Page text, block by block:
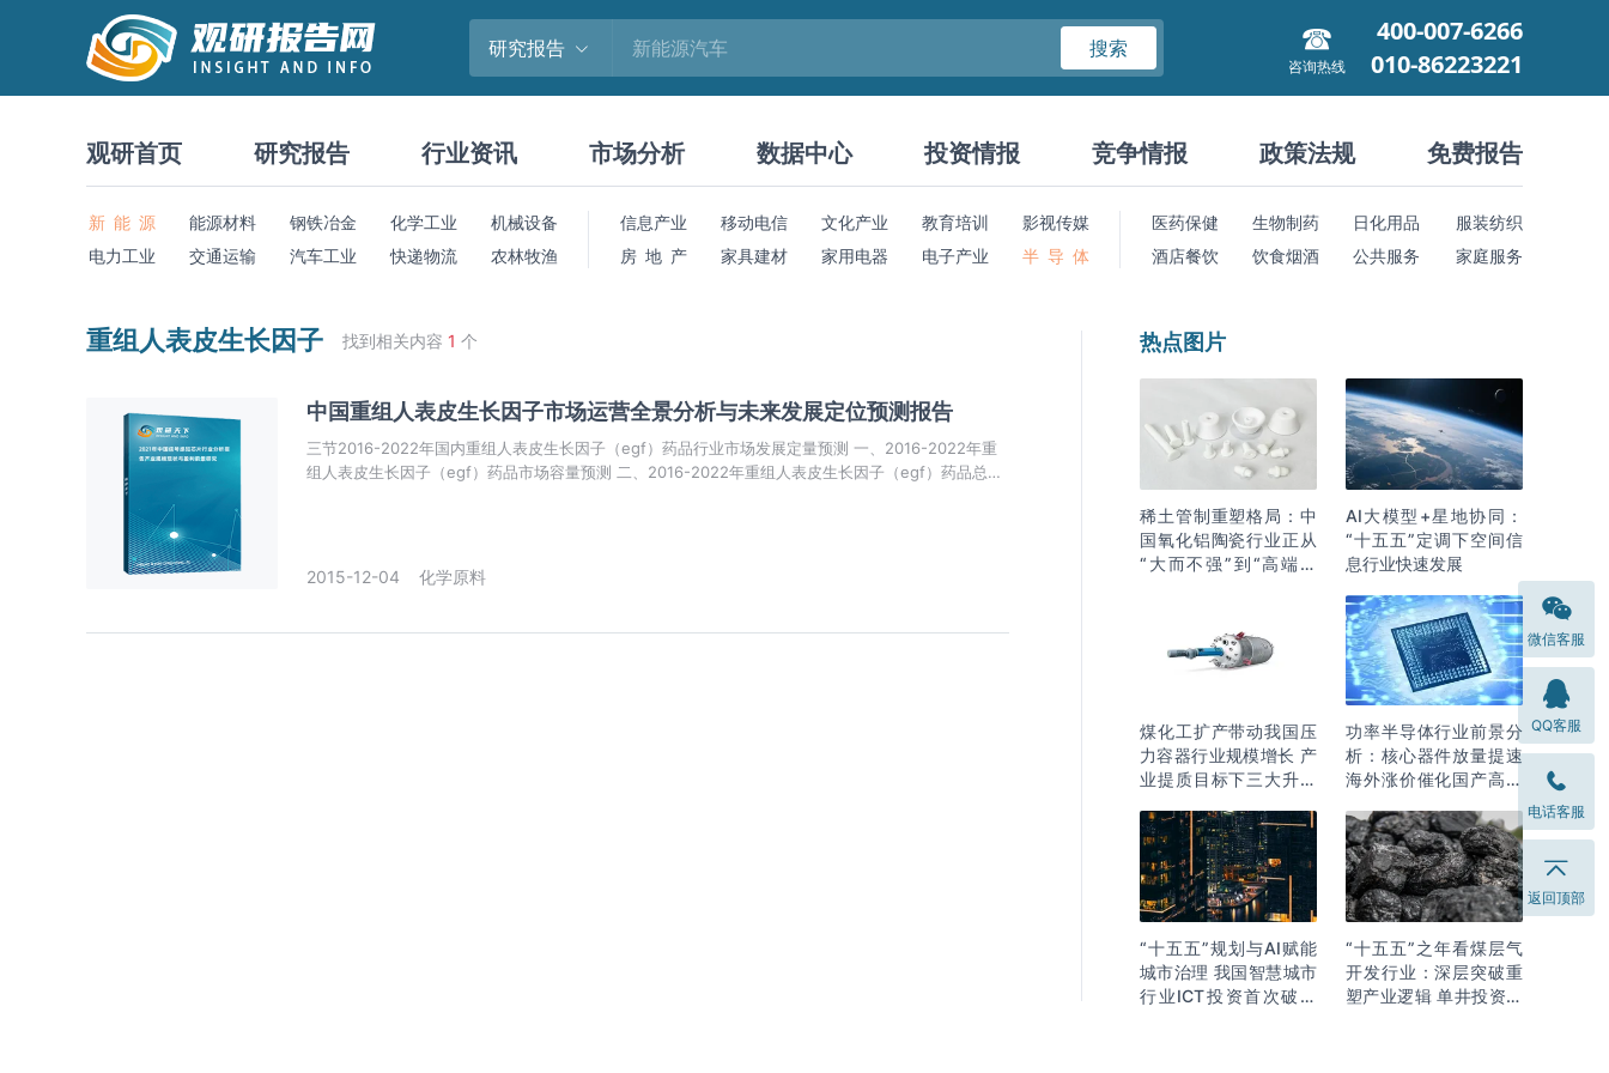
研究报告 搜索
咨询热线
400-007-6266
010-86223221
观研首页 研究报告 行业资讯 市场分析 数据中心 投资情报 竞争情报 政策法规 免费报告
新 能 源 能源材料 钢铁冶金 化学工业
机械设备
电力工业
交通运输 汽车工业 快递物流 农林牧渔
信息产业 移动电信 文化产业 教育培训
影视传媒
房 地 产
家具建材 家用电器 电子产业 半 导 体
医药保健 生物制药 日化用品
服装纺织
酒店餐饮
饮食烟酒 公共服务 家庭服务
重组人表皮生长因子 找到相关内容 1 个
中国重组人表皮生长因子市场运营全景分析与未来发展定位预测报告
三节2016-2022年国内重组人表皮生长因子（egf）药品行业市场发展定量预测 一、2016-2022年重
组人表皮生长因子（egf）药品市场容量预测 二、2016-2022年重组人表皮生长因子（egf）药品总产
2015-12-04 化学原料
热点图片
稀土管制重塑格局：中
国氧化铝陶瓷行业正从
“大而不强”到“高端突
AI大模型+星地协同：
“十五五”定调下空间信
息行业快速发展
煤化工扩产带动我国压
力容器行业规模增长 产
业提质目标下三大升级
功率半导体行业前景分
析：核心器件放量提速
海外涨价催化国产高端
“十五五”规划与AI赋能
城市治理 我国智慧城市
行业ICT投资首次破万
“十五五”之年看煤层气
开发行业：深层突破重
塑产业逻辑 单井投资成
微信客服
QQ客服
电话客服
返回顶部